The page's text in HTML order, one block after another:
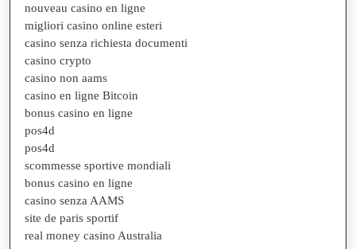
nouveau casino en ligne
migliori casino online esteri
casino senza richiesta documenti
casino crypto
casino non aams
casino en ligne Bitcoin
bonus casino en ligne
pos4d
pos4d
scommesse sportive mondiali
bonus casino en ligne
casino senza AAMS
site de paris sportif
real money casino Australia